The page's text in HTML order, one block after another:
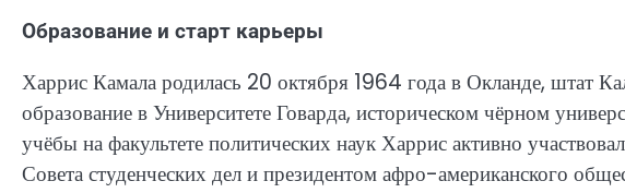
Образование и старт карьеры
Харрис Камала родилась 20 октября 1964 года в Окланде, штат
образование в Университете Говарда, историческом чёрном
учёбы на факультете политических наук Харрис активно
Совета студенческих дел и президентом афро-американского